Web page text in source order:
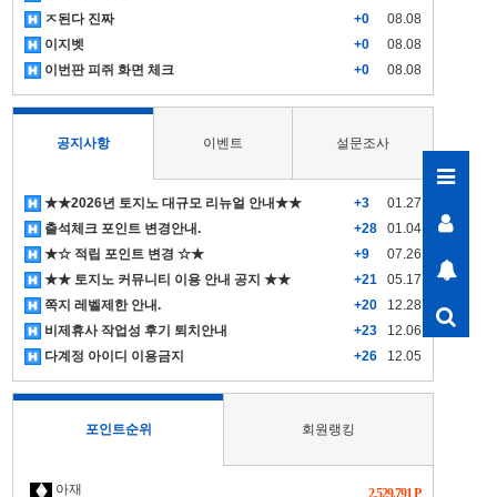
ㅈ된다 진짜
+0
08.08
이지벳
+0
08.08
이번판 피쥐 화면 체크
+0 08.08
공지사항 이벤트 설문조사
★★2026년 토지노 대규모 리뉴얼 안내★★ +3
01.27
출석체크 포인트 변경안내.
+28
01.04
★☆ 적립 포인트 변경 ☆★
+9
07.26
★★ 토지노 커뮤니티 이용 안내 공지 ★★
+21
05.17
쪽지 레벨제한 안내.
+20
12.28
비제휴사 작업성 후기 퇴치안내
+23
12.06
다계정 아이디 이용금지
+26 12.05
포인트순위 회원랭킹
아재
2,529,791 P